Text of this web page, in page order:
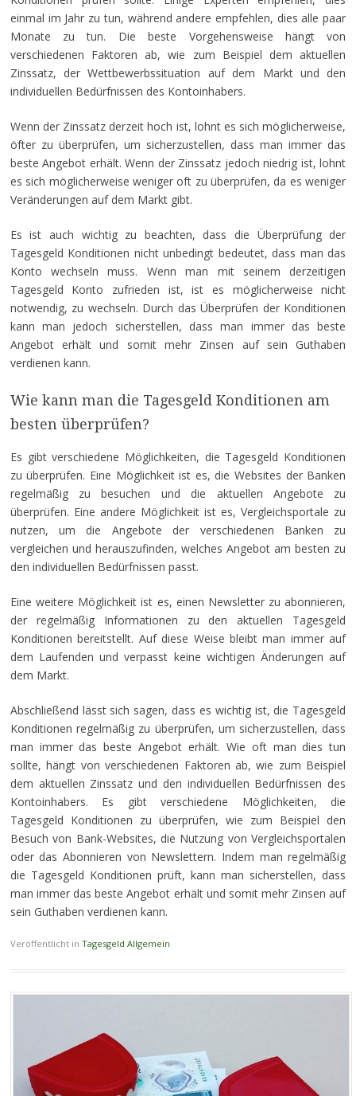
einmal im Jahr zu tun, während andere empfehlen, dies alle paar
Monate zu tun. Die beste Vorgehensweise hängt von
verschiedenen Faktoren ab, wie zum Beispiel dem aktuellen
Zinssatz, der Wettbewerbssituation auf dem Markt und den
individuellen Bedürfnissen des Kontoinhabers.
Wenn der Zinssatz derzeit hoch ist, lohnt es sich möglicherweise,
öfter zu überprüfen, um sicherzustellen, dass man immer das
beste Angebot erhält. Wenn der Zinssatz jedoch niedrig ist, lohnt
es sich möglicherweise weniger oft zu überprüfen, da es weniger
Veränderungen auf dem Markt gibt.
Es ist auch wichtig zu beachten, dass die Überprüfung der
Tagesgeld Konditionen nicht unbedingt bedeutet, dass man das
Konto wechseln muss. Wenn man mit seinem derzeitigen
Tagesgeld Konto zufrieden ist, ist es möglicherweise nicht
notwendig, zu wechseln. Durch das Überprüfen der Konditionen
kann man jedoch sicherstellen, dass man immer das beste
Angebot erhält und somit mehr Zinsen auf sein Guthaben
verdienen kann.
Wie kann man die Tagesgeld Konditionen am
besten überprüfen?
Es gibt verschiedene Möglichkeiten, die Tagesgeld Konditionen
zu überprüfen. Eine Möglichkeit ist es, die Websites der Banken
regelmäßig zu besuchen und die aktuellen Angebote zu
überprüfen. Eine andere Möglichkeit ist es, Vergleichsportale zu
nutzen, um die Angebote der verschiedenen Banken zu
vergleichen und herauszufinden, welches Angebot am besten zu
den individuellen Bedürfnissen passt.
Eine weitere Möglichkeit ist es, einen Newsletter zu abonnieren,
der regelmäßig Informationen zu den aktuellen Tagesgeld
Konditionen bereitstellt. Auf diese Weise bleibt man immer auf
dem Laufenden und verpasst keine wichtigen Änderungen auf
dem Markt.
Abschließend lässt sich sagen, dass es wichtig ist, die Tagesgeld
Konditionen regelmäßig zu überprüfen, um sicherzustellen, dass
man immer das beste Angebot erhält. Wie oft man dies tun
sollte, hängt von verschiedenen Faktoren ab, wie zum Beispiel
dem aktuellen Zinssatz und den individuellen Bedürfnissen des
Kontoinhabers. Es gibt verschiedene Möglichkeiten, die
Tagesgeld Konditionen zu überprüfen, wie zum Beispiel den
Besuch von Bank-Websites, die Nutzung von Vergleichsportalen
oder das Abonnieren von Newslettern. Indem man regelmäßig
die Tagesgeld Konditionen prüft, kann man sicherstellen, dass
man immer das beste Angebot erhält und somit mehr Zinsen auf
sein Guthaben verdienen kann.
Veröffentlicht in Tagesgeld Allgemein